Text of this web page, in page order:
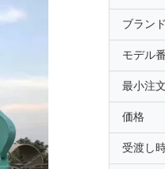
ブラン
モデル
最小注
価格
受渡し